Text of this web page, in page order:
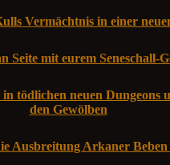
Vermächtnis in einer
Seite mit eurem Seneschall-
tödlichen neuen Dungeons
den Gewölben
Ausbreitung Arkaner Beben